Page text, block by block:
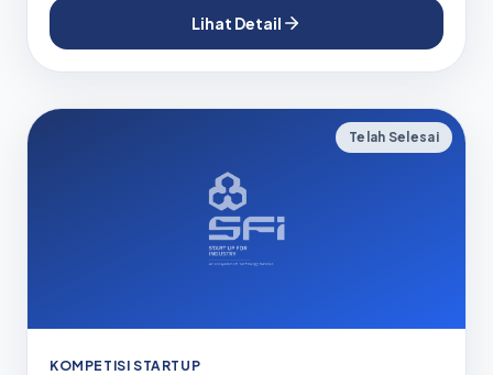
Lihat Detail
Telah Selesai
KOMPETISI STARTUP